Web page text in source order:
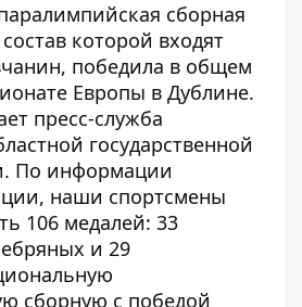
сборная
которой входят
победила в общем
Европы в Дублине.
пресс-служба
государственной
По информации
наши спортсмены
106 медалей: 33
и 29
сборную с победой